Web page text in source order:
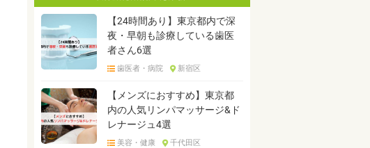
【24時間あり】東京都内で深
夜・早朝も診療している歯医
者さん6選
歯医者・病院 新宿区
【メンズにおすすめ】東京都
内の人気リンパマッサージ&ド
レナージュ4選
美容・健康 千代田区